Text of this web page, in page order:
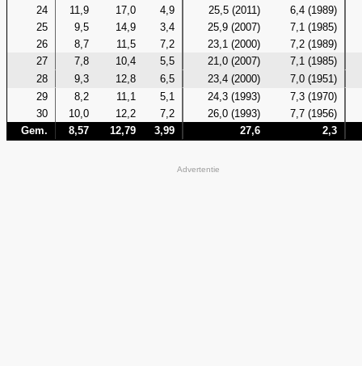
24
11,9 17,0 4,9 25,5 (2011)
6,4 (1989)
25
9,5 14,9 3,4 25,9 (2007)
7,1 (1985)
26
8,7 11,5 7,2 23,1 (2000)
7,2 (1989)
27
7,8 10,4 5,5 21,0 (2007)
7,1 (1985)
28
9,3 12,8 6,5 23,4 (2000)
7,0 (1951)
29
8,2 11,1 5,1 24,3 (1993)
7,3 (1970)
30
10,0 12,2 7,2 26,0 (1993)
7,7 (1956)
Gem.
8,57 12,79 3,99 27,6 2,3
Advertentie